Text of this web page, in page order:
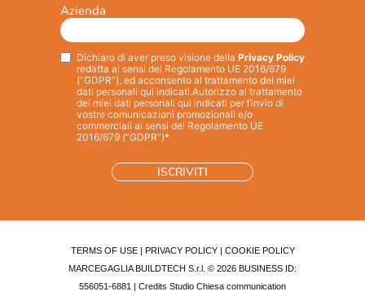
Azienda
Privacy*
Dichiaro di aver preso visione della Privacy Policy
redatta ai sensi del Regolamento UE 2016/679
(“GDPR”), ed acconsento al trattamento dei miei
dati personali qui indicati.Autorizzo al trattamento
dei miei dati personali qui indicati per l’invio di
vostre comunicazioni promozionali e/o
commerciali ai sensi del Regolamento UE
2016/679 (“GDPR”)*
TERMS OF USE| PRIVACY POLICY| COOKIE POLICY
MARCEGAGLIA BUILDTECH S.r.l. © 2026 BUSINESS ID:
556051-6881 | Credits Studio Chiesa communication